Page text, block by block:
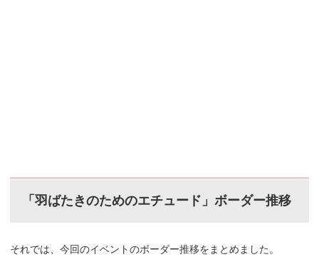
「羽ばたきのためのエチュード」 ボーダー推移
それでは、今回のイベントのボーダー推移をまとめました。